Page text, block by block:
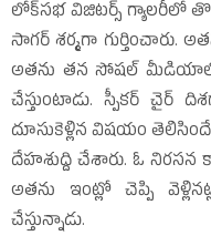
లోక్‌సభ విజిటర్స్‌ గ్యాలరీలో
సాగర్‌ శర్మగా గుర్తించారు.
అతను తన సోషల్‌ మీడియాలో
చేస్తుంటాడు. స్పీకర్‌ చైర్‌
దూసుకెళ్లిన విషయం తెలిసిందే.
దేహశుద్ది చేశారు. ఓ నిరసన
అతను ఇంట్లో చెప్పి
చేస్తున్నాడు.